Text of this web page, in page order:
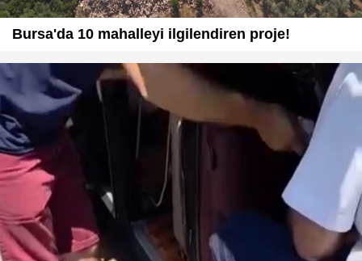
Bursa'da 10 mahalleyi ilgilendiren proje!